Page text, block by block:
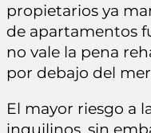
propietarios ya
de apartamentos
no vale la pena
por debajo del
El mayor riesgo a
inquilinos, sin